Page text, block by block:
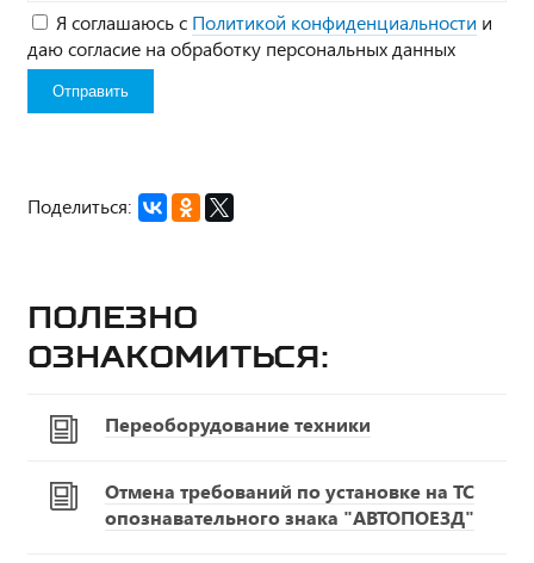
Я соглашаюсь с Политикой конфиденциальности и
даю согласие на обработку персональных данных
Поделиться:
Полезно
ознакомиться:
Переоборудование техники
Отмена требований по установке на ТС
опознавательного знака "АВТОПОЕЗД"